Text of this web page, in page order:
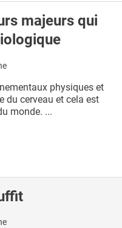
majeurs qui
physiques et
du cerveau et cela est
monde. ...